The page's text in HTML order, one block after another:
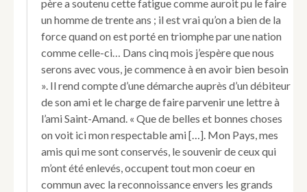
du
bateau
à
vapeur
le
Natchez
sur
le
fleuve
Mississipi
24
avril
1825
et
père a soutenu cette fatigue comme auroit pu le faire
un homme de trente ans ; il est vrai qu’on a bien de la
force quand on est porté en triomphe par une nation
comme celle-ci… Dans cinq mois j’espère que nous
serons avec vous, je commence à en avoir bien besoin
». Il rend compte d’une démarche auprès d’un débiteur
de son ami et le charge de faire parvenir une lettre à
l’ami Saint-Amand. « Que de belles et bonnes choses
on voit ici mon respectable ami […]. Mon Pays, mes
amis qui me sont conservés, le souvenir de ceux qui
m’ont été enlevés, occupent tout mon coeur en
commun avec la reconnoissance envers les grands